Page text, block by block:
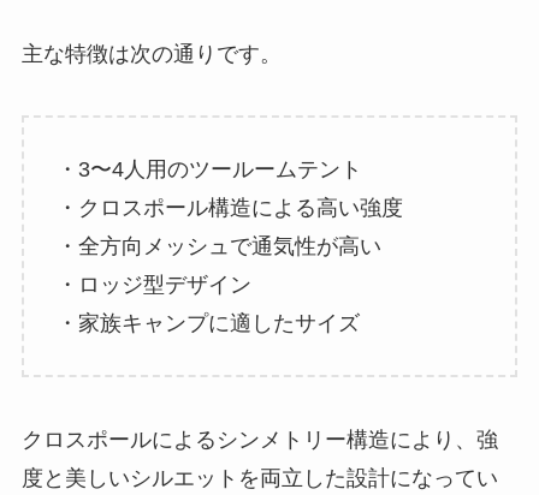
主な特徴は次の通りです。
・3〜4人用のツールームテント
・クロスポール構造による高い強度
・全方向メッシュで通気性が高い
・ロッジ型デザイン
・家族キャンプに適したサイズ
クロスポールによるシンメトリー構造により、強
度と美しいシルエットを両立した設計になってい